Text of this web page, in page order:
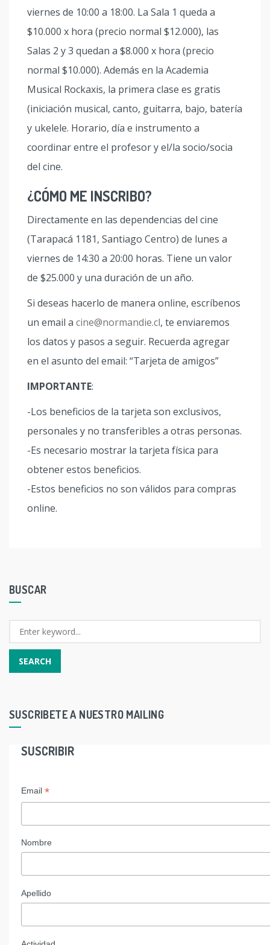
viernes de 10:00 a 18:00. La Sala 1 queda a
$10.000 x hora (precio normal $12.000), las
Salas 2 y 3 quedan a $8.000 x hora (precio
normal $10.000). Además en la Academia
Musical Rockaxis, la primera clase es gratis
(iniciación musical, canto, guitarra, bajo, batería
y ukelele. Horario, día e instrumento a
coordinar entre el profesor y el/la socio/socia
del cine.
¿CÓMO ME INSCRIBO?
Directamente en las dependencias del cine
(Tarapacá 1181, Santiago Centro) de lunes a
viernes de 14:30 a 20:00 horas. Tiene un valor
de $25.000 y una duración de un año.
Si deseas hacerlo de manera online, escríbenos
un email a cine@normandie.cl, te enviaremos
los datos y pasos a seguir. Recuerda agregar
en el asunto del email: “Tarjeta de amigos”
IMPORTANTE:
-Los beneficios de la tarjeta son exclusivos,
personales y no transferibles a otras personas.
-Es necesario mostrar la tarjeta física para
obtener estos beneficios.
-Estos beneficios no son válidos para compras
online.
BUSCAR
SUSCRIBETE A NUESTRO MAILING
SUSCRIBIR
Email *
Nombre
Apellido